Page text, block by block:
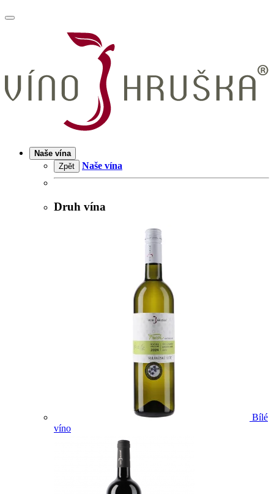
Naše vína
Zpět
Naše vína
Druh vína
Bílé
víno